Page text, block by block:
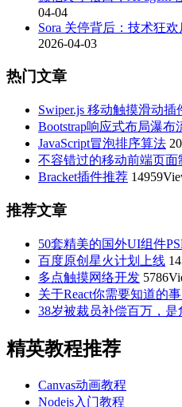
04-04
Sora 关停背后：技术狂
2026-04-03
热门文章
Swiper.js 移动触摸滑动插
Bootstrap响应式布局瀑布
JavaScript冒泡排序算法
不容错过的移动前端页面
Bracket插件推荐
推荐文章
50套精美的国外UI组件
百度原创星火计划上线
多点触摸网络开发
关于React你需要知道的
38岁被裁员补偿百万，是
精英教程推荐
Canvas动画教程
Nodejs入门教程